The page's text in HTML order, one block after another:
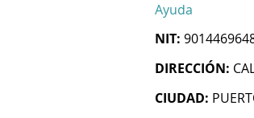
Ayuda
NIT:
DIRECCIÓN:
CIUDAD: